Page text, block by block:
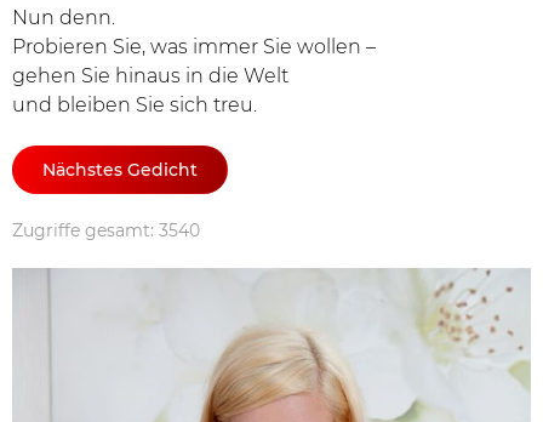
Nun denn.
Probieren Sie, was immer Sie wollen –
gehen Sie hinaus in die Welt
und bleiben Sie sich treu.
Nächstes Gedicht
Zugriffe gesamt: 3540